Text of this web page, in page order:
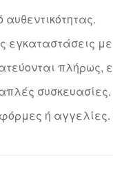
αυθεντικότητας.
εγκαταστάσεις
πλήρως,
συσκευασίες.
ή αγγελίες.